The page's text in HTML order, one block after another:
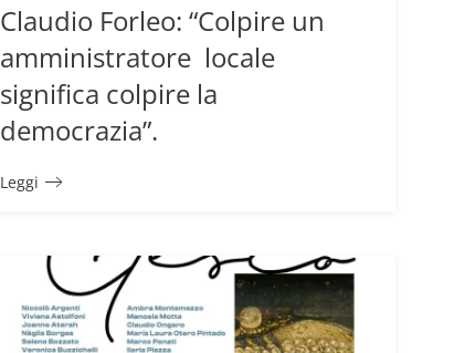
Claudio Forleo: “Colpire un
amministratore locale
significa colpire la
democrazia”.
Leggi